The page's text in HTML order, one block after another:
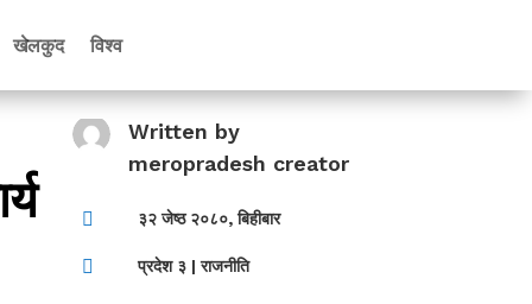
खेलकुद विश्व
Written by
meropradesh creator
 ३२ जेष्ठ २०८०, बिहीबार
 प्रदेश ३ |राजनीति